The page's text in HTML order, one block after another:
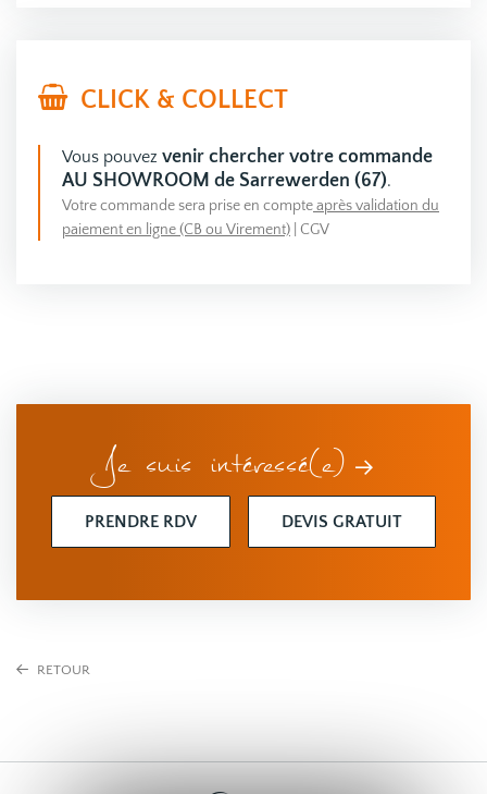
CLICK & COLLECT
Vous pouvez venir chercher votre commande
AU SHOWROOM de Sarrewerden (67).
Votre commande sera prise en compteaprès validation du
paiement en ligne (CB ou Virement) CGV
Je suis intéressé(e)
PRENDRE RDV DEVIS GRATUIT
RETOUR